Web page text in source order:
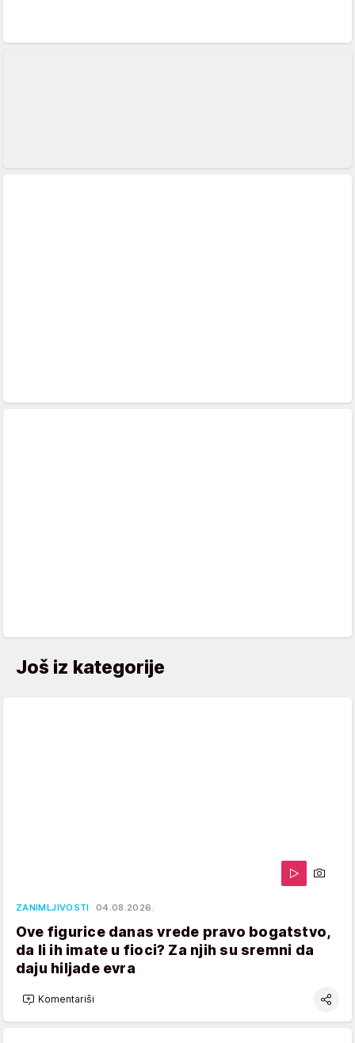
Još iz kategorije
ZANIMLJIVOSTI 04.08.2026.
Ove figurice danas vrede pravo bogatstvo,
da li ih imate u fioci? Za njih su sremni da
daju hiljade evra
Komentariši